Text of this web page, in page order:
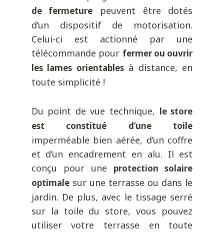
de fermeture peuvent être dotés
d’un dispositif de motorisation.
Celui-ci est actionné par une
télécommande pour fermer ou ouvrir
les lames orientablesà distance, en
toute simplicité !
Du point de vue technique, le store
est constitué d’une toile
imperméable bien aérée, d’un coffre
et d’un encadrement en alu. Il est
conçu pour une protection solaire
optimalesur une terrasse ou dans le
jardin. De plus, avec le tissage serré
sur la toile du store, vous pouvez
utiliser votre terrasse en toute